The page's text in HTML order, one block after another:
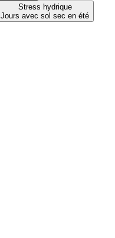
Stress hydrique
Jours avec sol sec en été